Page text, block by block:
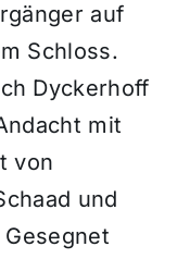
auf
Schloss.
Dyckerhoff
mit
von
und